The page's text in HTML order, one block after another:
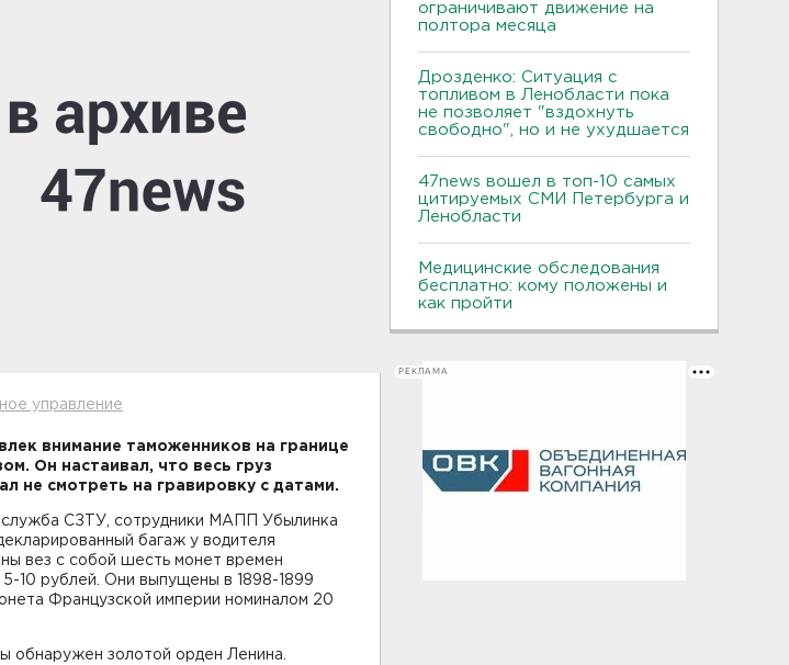
управление
внимание таможенников на границе
Он настаивал, что весь груз
не смотреть на гравировку с датами.
СЗТУ, сотрудники МАПП Убылинка
багаж у водителя
вез с собой шесть монет времен
10 рублей. Они выпущены в 1898-1899
Французской империи номиналом 20
обнаружен золотой орден Ленина.
ограничивают движение на
полтора месяца
Дрозденко: Ситуация с
топливом в Ленобласти пока
не позволяет "вздохнуть
свободно", но и не ухудшается
47news вошел в топ-10 самых
цитируемых СМИ Петербурга и
Ленобласти
Медицинские обследования
бесплатно: кому положены и
как пройти
РЕКЛАМА